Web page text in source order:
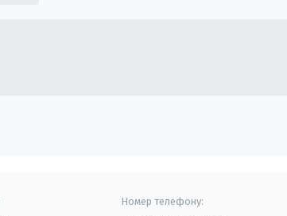
Номер телефону: